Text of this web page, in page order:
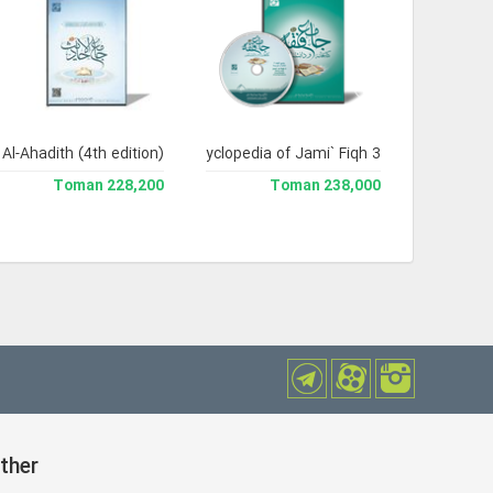
Library and Enclyclopedia of Jami` Fiqh 3
238,000 Toman
Ahadith (4th edition)
228,200 Toman